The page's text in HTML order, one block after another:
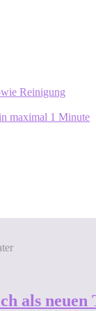
Reinigung
maximal 1 Minute
als